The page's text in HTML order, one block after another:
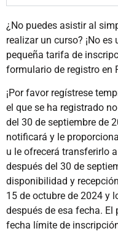
¿No puedes asistir al
realizar un curso? ¡No
pequeña tarifa de
formulario de registro en
¡Por favor regístrese
el que se ha registrado
del 30 de septiembre de
notificará y le
u le ofrecerá transferirlo
después del 30 de
disponibilidad y
15 de octubre de 2024 y
después de esa fecha. El
fecha límite de